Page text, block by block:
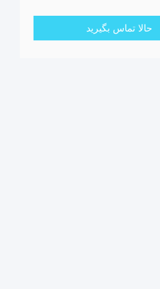
حالا تماس بگیرید